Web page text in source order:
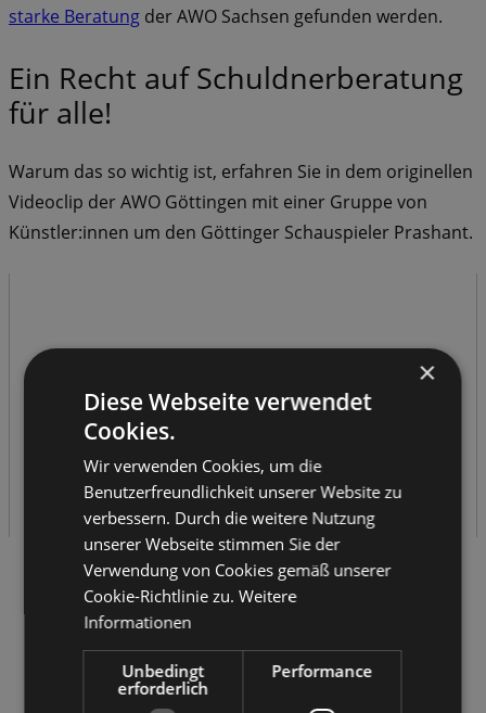
starke Beratung der AWO Sachsen gefunden werden.
Ein Recht auf Schuldnerberatung
für alle!
Warum das so wichtig ist, erfahren Sie in dem originellen
Videoclip der AWO Göttingen mit einer Gruppe von
Künstler:innen um den Göttinger Schauspieler Prashant.
Sie Fragen
Wir Antworten
×
Diese Webseite verwendet
Cookies.
Wir verwenden Cookies, um die
Benutzerfreundlichkeit unserer Website zu
verbessern. Durch die weitere Nutzung
unserer Webseite stimmen Sie der
Verwendung von Cookies gemäß unserer
Cookie-Richtlinie zu.Weitere
Informationen
Unbedingt
erforderlich
Performance